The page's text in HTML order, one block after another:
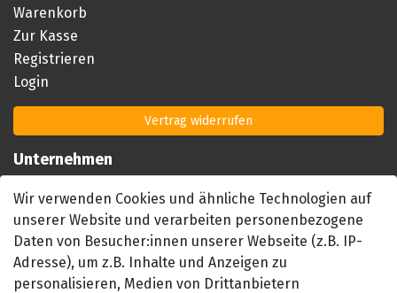
Warenkorb
Zur Kasse
Registrieren
Login
Vertrag widerrufen
Unternehmen
Impressum
AGB
Datenschutzerklärung
Barrierefreiheitserklärung
Widerrufsrecht
Wir verwenden Cookies und ähnliche Technologien auf
unserer Website und verarbeiten personenbezogene
Daten von Besucher:innen unserer Webseite (z.B. IP-
Adresse), um z.B. Inhalte und Anzeigen zu
personalisieren, Medien von Drittanbietern